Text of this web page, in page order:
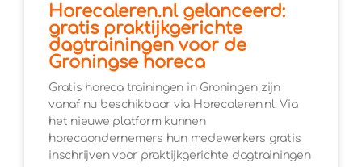
Horecaleren.nl gelanceerd:
gratis praktijkgerichte
dagtrainingen voor de
Groningse horeca
Gratis horeca trainingen in Groningen zijn
vanaf nu beschikbaar via Horecaleren.nl. Via
het nieuwe platform kunnen
horecaondernemers hun medewerkers gratis
inschrijven voor praktijkgerichte dagtrainingen